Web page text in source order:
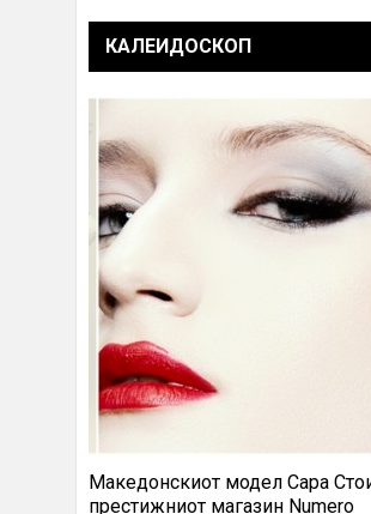
КАЛЕИДОСКОП
Македонскиот модел Сара
престижниот магазин Numero